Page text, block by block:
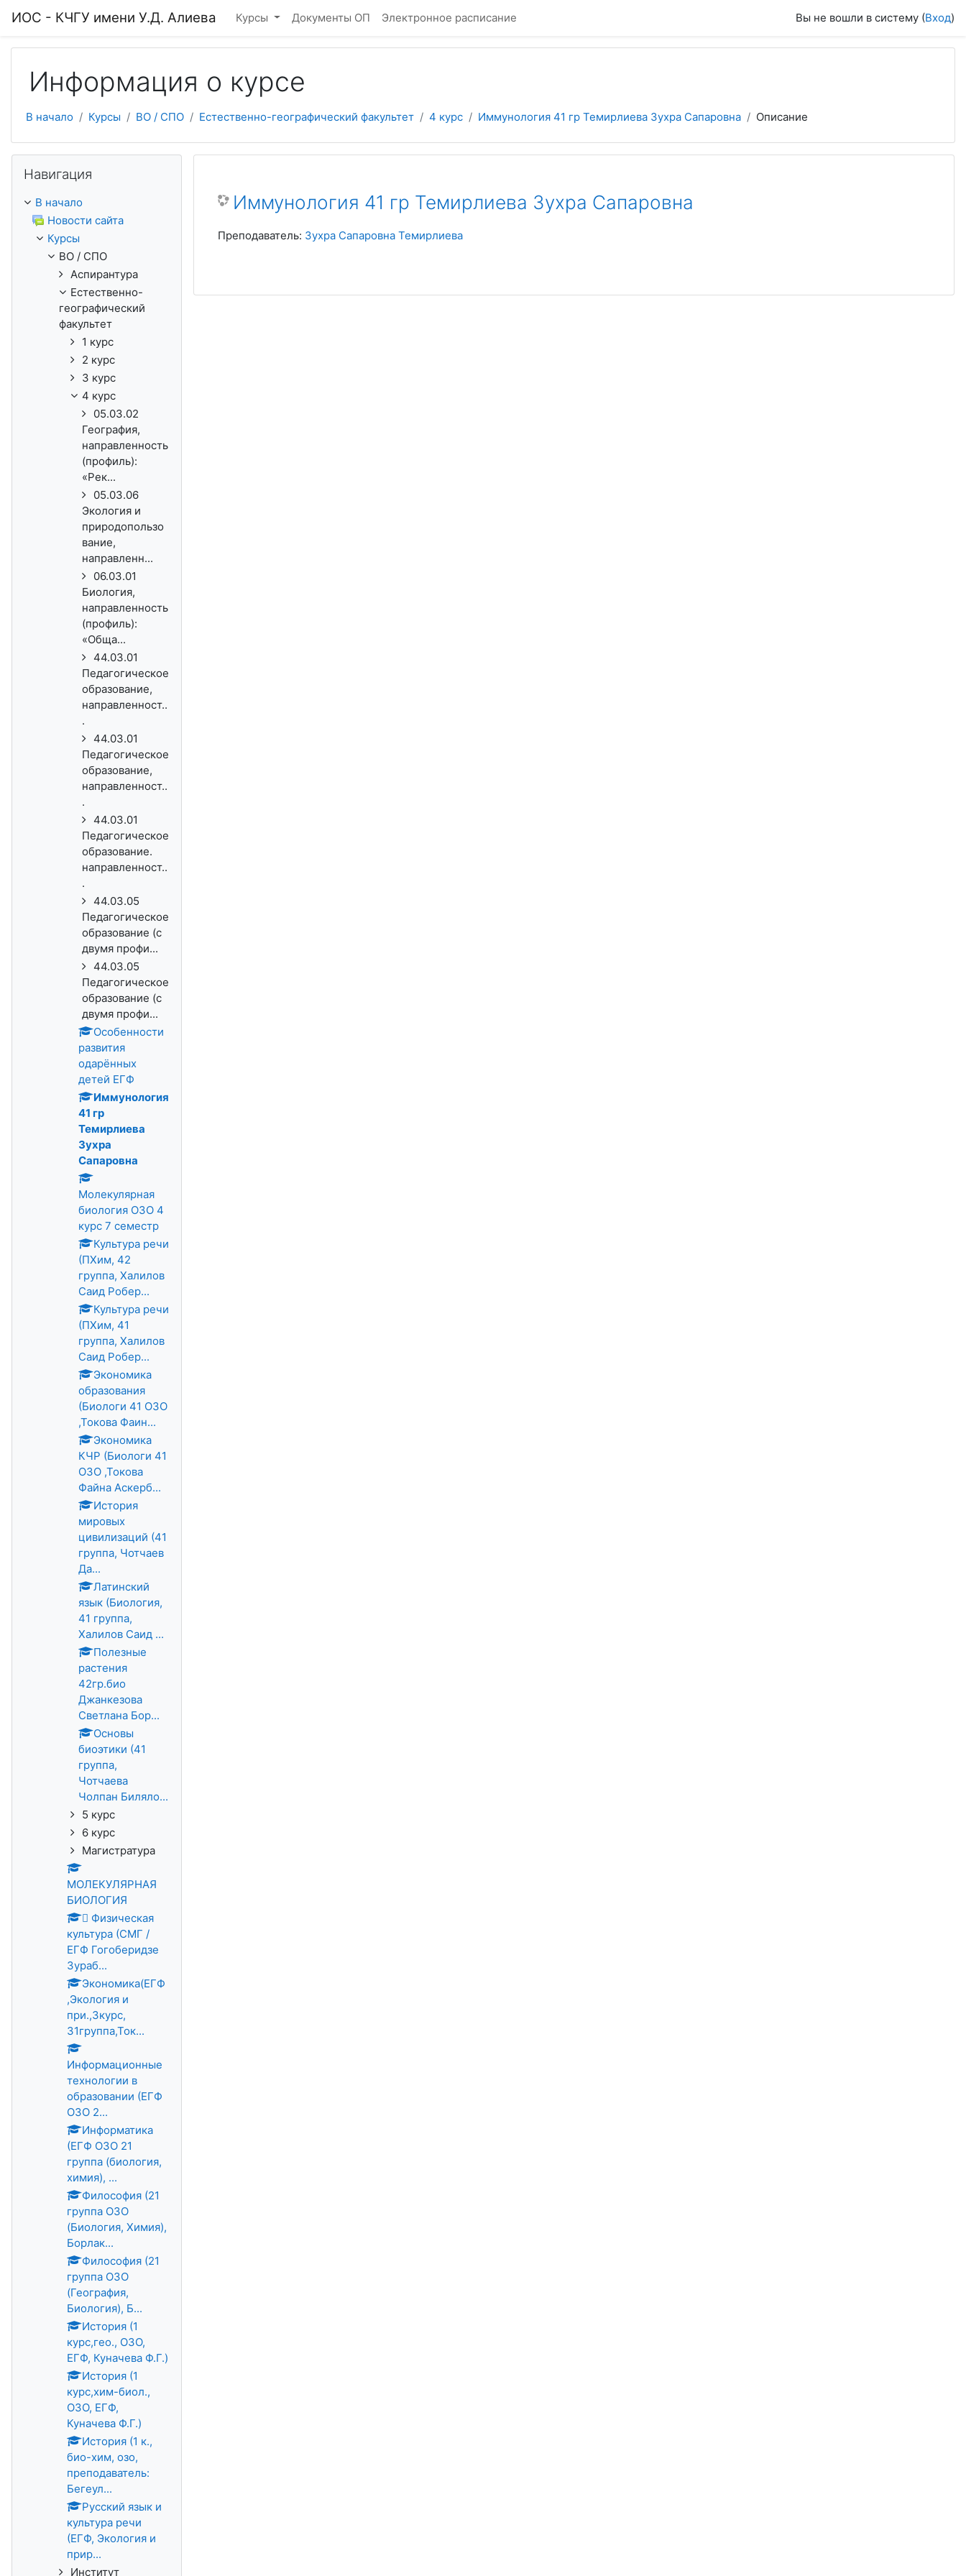
ИОС - КЧГУ имени У.Д. Алиева Курсы Документы ОП Электронное расписание Вы не вошли в систему (Вход)
Информация о курсе
В начало Курсы ВО / СПО Естественно-географический факультет 4 курс Иммунология 41 гр Темирлиева Зухра Сапаровна Описание
Иммунология 41 гр Темирлиева Зухра Сапаровна
Преподаватель: Зухра Сапаровна Темирлиева
Навигация
В начало
Новости сайта
Курсы
ВО / СПО
Аспирантура
Естественно-
географический
факультет
1 курс
2 курс
3 курс
4 курс
05.03.02
География,
направленность
(профиль):
«Рек...
05.03.06
Экология и
природопользо
вание,
направленн...
06.03.01
Биология,
направленность
(профиль):
«Обща...
44.03.01
Педагогическое
образование,
направленност..
.
44.03.01
Педагогическое
образование,
направленност..
.
44.03.01
Педагогическое
образование.
направленност..
.
44.03.05
Педагогическое
образование (с
двумя профи...
44.03.05
Педагогическое
образование (с
двумя профи...
Особенности
развития
одарённых
детей ЕГФ
Иммунология
41 гр
Темирлиева
Зухра
Сапаровна
Молекулярная
биология ОЗО 4
курс 7 семестр
Культура речи
(ПХим, 42
группа, Халилов
Саид Робер...
Культура речи
(ПХим, 41
группа, Халилов
Саид Робер...
Экономика
образования
(Биологи 41 ОЗО
,Токова Фаин...
Экономика
КЧР (Биологи 41
ОЗО ,Токова
Файна Аскерб...
История
мировых
цивилизаций (41
группа, Чотчаев
Да...
Латинский
язык (Биология,
41 группа,
Халилов Саид ...
Полезные
растения
42гр.био
Джанкезова
Светлана Бор...
Основы
биоэтики (41
группа,
Чотчаева
Чолпан Биляло...
5 курс
6 курс
Магистратура
МОЛЕКУЛЯРНАЯ
БИОЛОГИЯ
 Физическая
культура (СМГ /
ЕГФ Гогоберидзе
Зураб...
Экономика(ЕГФ
,Экология и
при.,3курс,
31группа,Ток...
Информационные
технологии в
образовании (ЕГФ
ОЗО 2...
Информатика
(ЕГФ ОЗО 21
группа (биология,
химия), ...
Философия (21
группа ОЗО
(Биология, Химия),
Борлак...
Философия (21
группа ОЗО
(География,
Биология), Б...
История (1
курс,гео., ОЗО,
ЕГФ, Куначева Ф.Г.)
История (1
курс,хим-биол.,
ОЗО, ЕГФ,
Куначева Ф.Г.)
История (1 к.,
био-хим, озо,
преподаватель:
Бегеул...
Русский язык и
культура речи
(ЕГФ, Экология и
прир...
Институт